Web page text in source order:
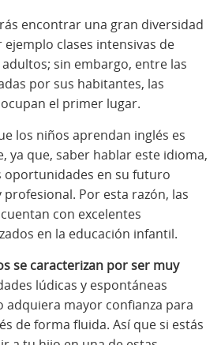
encontrar una gran diversidad
clases intensivas de
sin embargo, entre las
por sus habitantes, las
el primer lugar.
los niños aprendan inglés es
ya que, saber hablar este idioma,
oportunidades en su futuro
Por esta razón, las
con excelentes
en la educación infantil.
se caracterizan por ser muy
lúdicas y espontáneas
adquiera mayor confianza para
de forma fluida. Así que si estás